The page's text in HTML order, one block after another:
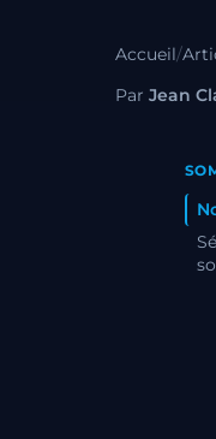
Accueil/
Par Jean